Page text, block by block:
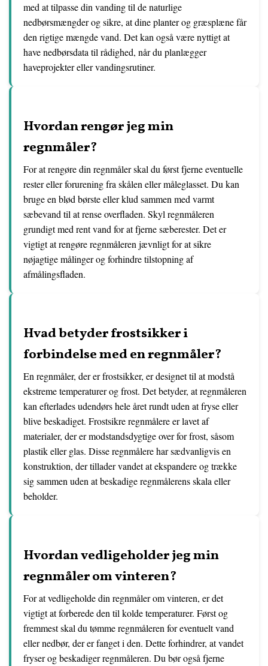
med at tilpasse din vanding til de naturlige
nedbørsmængder og sikre, at dine planter og græsplæne får
den rigtige mængde vand. Det kan også være nyttigt at
have nedbørsdata til rådighed, når du planlægger
haveprojekter eller vandingsrutiner.
Hvordan rengør jeg min
regnmåler?
For at rengøre din regnmåler skal du først fjerne eventuelle
rester eller forurening fra skålen eller måleglasset. Du kan
bruge en blød børste eller klud sammen med varmt
sæbevand til at rense overfladen. Skyl regnmåleren
grundigt med rent vand for at fjerne sæberester. Det er
vigtigt at rengøre regnmåleren jævnligt for at sikre
nøjagtige målinger og forhindre tilstopning af
afmålingsfladen.
Hvad betyder frostsikker i
forbindelse med en regnmåler?
En regnmåler, der er frostsikker, er designet til at modstå
ekstreme temperaturer og frost. Det betyder, at regnmåleren
kan efterlades udendørs hele året rundt uden at fryse eller
blive beskadiget. Frostsikre regnmålere er lavet af
materialer, der er modstandsdygtige over for frost, såsom
plastik eller glas. Disse regnmålere har sædvanligvis en
konstruktion, der tillader vandet at ekspandere og trække
sig sammen uden at beskadige regnmålerens skala eller
beholder.
Hvordan vedligeholder jeg min
regnmåler om vinteren?
For at vedligeholde din regnmåler om vinteren, er det
vigtigt at forberede den til kolde temperaturer. Først og
fremmest skal du tømme regnmåleren for eventuelt vand
eller nedbør, der er fanget i den. Dette forhindrer, at vandet
fryser og beskadiger regnmåleren. Du bør også fjerne